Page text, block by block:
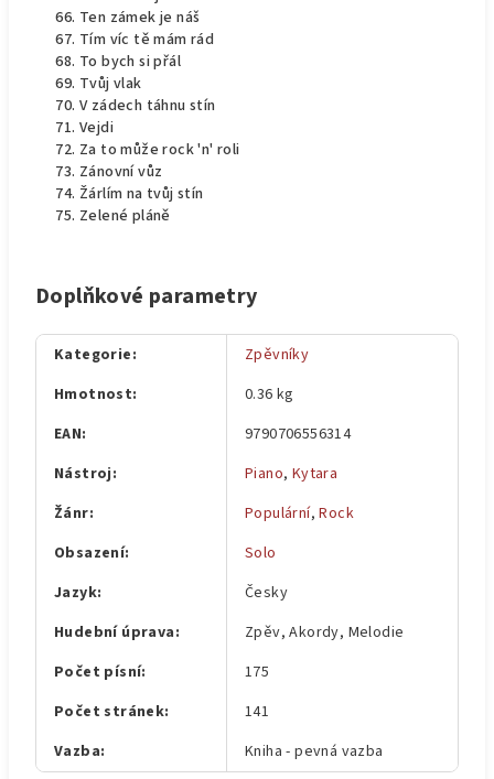
Ten zámek je náš
Tím víc tě mám rád
To bych si přál
Tvůj vlak
V zádech táhnu stín
Vejdi
Za to může rock 'n' roli
Zánovní vůz
Žárlím na tvůj stín
Zelené pláně
Doplňkové parametry
Kategorie:
Zpěvníky
Hmotnost:
0.36 kg
EAN:
9790706556314
Nástroj: Piano, Kytara
Žánr: Populární,Rock
Obsazení:
Solo
Jazyk:
Česky
Hudební úprava:
Zpěv, Akordy, Melodie
Počet písní:
175
Počet stránek:
141
Vazba: Kniha - pevná vazba